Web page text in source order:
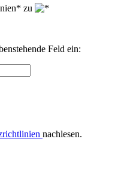
zu
Feld ein:
nachlesen.